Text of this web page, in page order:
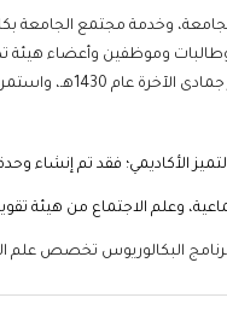
للجامعة، وخدمة مجتمع
وموظفين وأعضاء هيئة
العمل بها إلى الآن.
الأكاديمي؛ فقد تم إنشاء
وعلم الاجتماع من هيئة
البكالوريوس تخصص علم